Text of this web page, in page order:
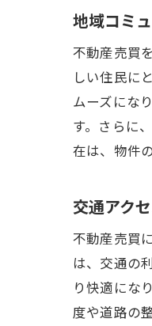
地域コミ
不動産売買
しい住民に
ムーズにな
す。さらに
在は、物件
交通アク
不動産売買
は、交通の
り快適にな
度や道路の